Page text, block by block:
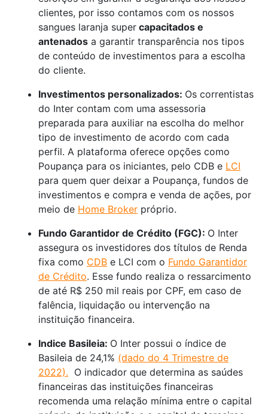
clientes, por isso contamos com os nossos
sangues laranja super capacitados e
antenados a garantir transparência nos tipos
de conteúdo de investimentos para a escolha
do cliente.
Investimentos personalizados: Os correntistas
do Inter contam com uma assessoria
preparada para auxiliar na escolha do melhor
tipo de investimento de acordo com cada
perfil. A plataforma oferece opções como
Poupança para os iniciantes, pelo CDB e LCI
para quem quer deixar a Poupança, fundos de
investimentos e compra e venda de ações, por
meio de Home Broker próprio.
Fundo Garantidor de Crédito (FGC): O Inter
assegura os investidores dos títulos de Renda
fixa como CDB e LCI com o Fundo Garantidor
de Crédito. Esse fundo realiza o ressarcimento
de até R$ 250 mil reais por CPF, em caso de
falência, liquidação ou intervenção na
instituição financeira.
Indice Basileia: O Inter possui o índice de
Basileia de 24,1% (dado do 4 Trimestre de
2022). O indicador que determina as saúdes
financeiras das instituições financeiras
recomenda uma relação mínima entre o capital